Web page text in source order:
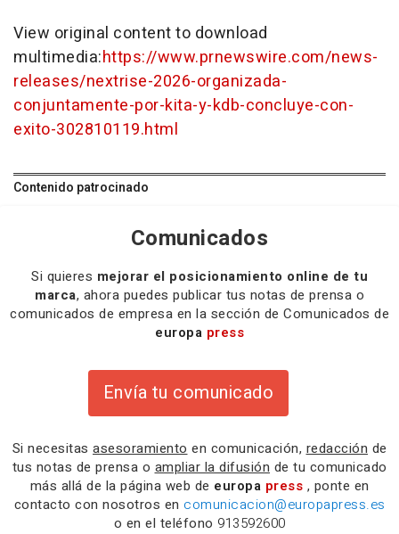
View original content to download
multimedia:https://www.prnewswire.com/news-
releases/nextrise-2026-organizada-
conjuntamente-por-kita-y-kdb-concluye-con-
exito-302810119.html
Contenido patrocinado
Comunicados
Si quieres mejorar el posicionamiento online de tu
marca, ahora puedes publicar tus notas de prensa o
comunicados de empresa en la sección de Comunicados de
europa press
Envía tu comunicado
Si necesitas asesoramiento en comunicación, redacción de
tus notas de prensa o ampliar la difusión de tu comunicado
más allá de la página web de europa press , ponte en
contacto con nosotros en comunicacion@europapress.es
o en el teléfono 913592600